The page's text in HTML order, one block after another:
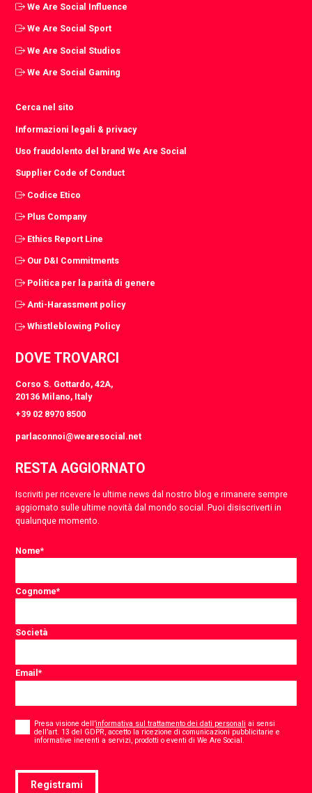
We Are Social Influence
We Are Social Sport
We Are Social Studios
We Are Social Gaming
Cerca nel sito
Informazioni legali & privacy
Uso fraudolento del brand We Are Social
Supplier Code of Conduct
Codice Etico
Plus Company
Ethics Report Line
Our D&I Commitments
Politica per la parità di genere
Anti-Harassment policy
Whistleblowing Policy
DOVE TROVARCI
Corso S. Gottardo, 42A,
20136 Milano, Italy
+39 02 8970 8500
parlaconnoi@wearesocial.net
RESTA AGGIORNATO
Iscriviti per ricevere le ultime news dal nostro blog e rimanere sempre
aggiornato sulle ultime novità dal mondo social. Puoi disiscriverti in
qualunque momento.
Nome*
Cognome*
Società
Email*
Consent
Presa visione dell’informativa sul trattamento dei dati personali ai sensi
dell’art. 13 del GDPR, accetto la ricezione di comunicazioni pubblicitarie e
informative inerenti a servizi, prodotti o eventi di We Are Social.
Registrami